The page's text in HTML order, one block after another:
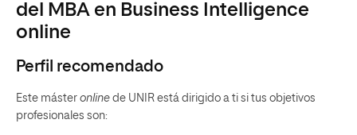
del MBA en Business Intelligence
online
Perfil recomendado
Este máster online de UNIR está dirigido a ti si tus objetivos
profesionales son: